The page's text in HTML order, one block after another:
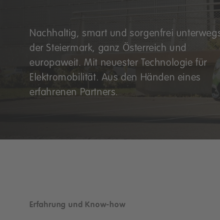
Nachhaltig, smart und sorgenfrei
der Steiermark, ganz Österreich und
europaweit. Mit neuester Technologie für
Elektromobilität. Aus den Händen eines
erfahrenen Partners.
Erfahrung und Know-how